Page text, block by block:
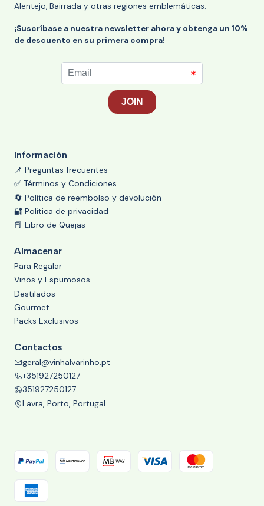
Alentejo, Bairrada y otras regiones emblemáticas.
¡Suscríbase a nuestra newsletter ahora y obtenga un 10%
de descuento en su primera compra!
Información
📌 Preguntas frecuentes
✅ Términos y Condiciones
🔄 Política de reembolso y devolución
🔐 Política de privacidad
📕 Libro de Quejas
Almacenar
Para Regalar
Vinos y Espumosos
Destilados
Gourmet
Packs Exclusivos
Contactos
geral@vinhalvarinho.pt
+351927250127
351927250127
Lavra, Porto, Portugal